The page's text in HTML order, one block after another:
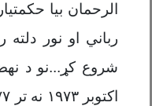
الرحمان بیا
رباني او نور
شروع کړ...نو د
اکتوبر۱۹۷۳ نه تر